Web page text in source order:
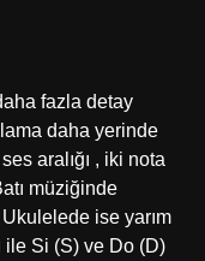
fazla detay
daha yerinde
aralığı , iki nota
müziğinde
ise yarım
ile Si (S) ve Do (D)